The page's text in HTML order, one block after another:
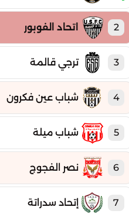
2 اتحاد الفوبور
3 ترجي قالمة
4 شباب عين فكرون
5 شباب ميلة
6 نصر الفجوج
7 إتحاد سدراتة